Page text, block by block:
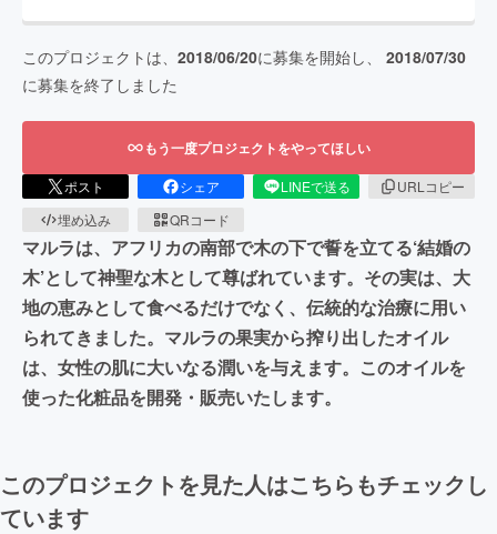
このプロジェクトは、 2018/06/20に募集を開始し、 2018/07/30
に募集を終了しました
もう一度プロジェクトをやってほしい
ポスト シェア LINEで送る
URLコピー
埋め込み
QRコード
マルラは、アフリカの南部で木の下で誓を立てる‘結婚の
木’として神聖な木として尊ばれています。その実は、大
地の恵みとして食べるだけでなく、伝統的な治療に用い
られてきました。マルラの果実から搾り出したオイル
は、女性の肌に大いなる潤いを与えます。このオイルを
使った化粧品を開発・販売いたします。
このプロジェクトを見た人はこちらもチェックし
ています